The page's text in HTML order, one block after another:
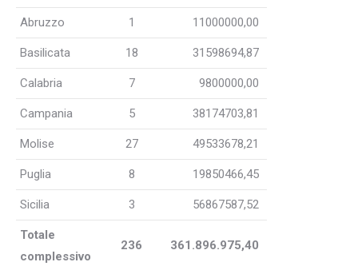
Abruzzo 1 11000000,00
Basilicata 18 31598694,87
Calabria 7 9800000,00
Campania 5 38174703,81
Molise 27 49533678,21
Puglia 8 19850466,45
Sicilia 3 56867587,52
Totale
complessivo
236 361.896.975,40